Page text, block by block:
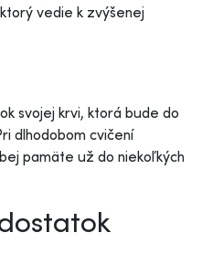
vedie k zvýšenej
svojej krvi, ktorá bude do
dlhodobom cvičení
pamäte už do niekoľkých